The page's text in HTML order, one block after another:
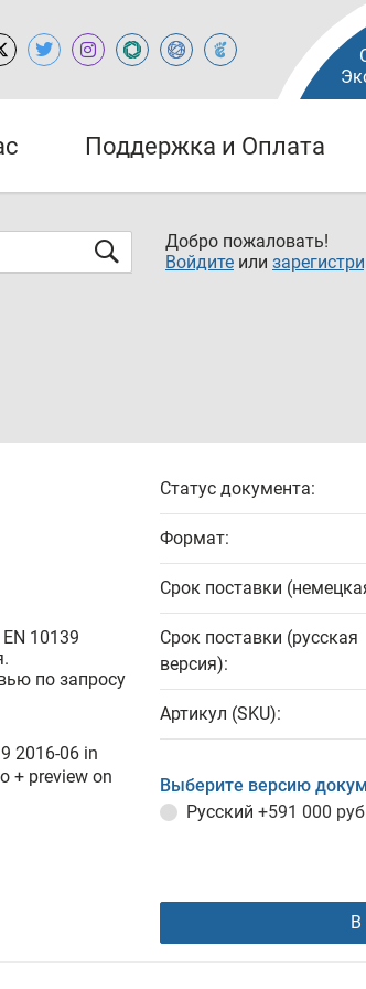
Поддержка и Оплата
Добро пожаловать!
Войдите или
10139
по запросу
2016-06 in
+ preview on
Статус документа:
Формат:
Срок поставки
Срок поставки (русская
версия):
Артикул (SKU):
Выберите версию
Русский +591 000
В